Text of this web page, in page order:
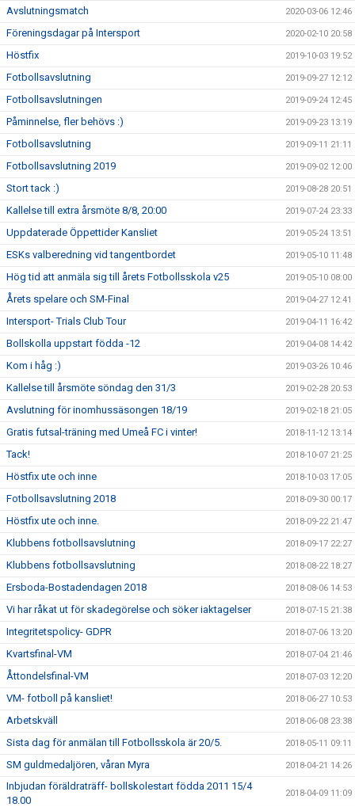
Avslutningsmatch 2020-03-06 12:46
Föreningsdagar på Intersport 2020-02-10 20:58
Höstfix 2019-10-03 19:52
Fotbollsavslutning 2019-09-27 12:12
Fotbollsavslutningen 2019-09-24 12:45
Påminnelse, fler behövs :) 2019-09-23 13:19
Fotbollsavslutning 2019-09-11 21:11
Fotbollsavslutning 2019 2019-09-02 12:00
Stort tack :) 2019-08-28 20:51
Kallelse till extra årsmöte 8/8, 20:00 2019-07-24 23:33
Uppdaterade Öppettider Kansliet 2019-05-24 13:51
ESKs valberedning vid tangentbordet 2019-05-10 11:48
Hög tid att anmäla sig till årets Fotbollsskola v25 2019-05-10 08:00
Årets spelare och SM-Final 2019-04-27 12:41
Intersport- Trials Club Tour 2019-04-11 16:42
Bollskolla uppstart födda -12 2019-04-08 14:42
Kom i håg :) 2019-03-26 10:46
Kallelse till årsmöte söndag den 31/3 2019-02-28 20:53
Avslutning för inomhussäsongen 18/19 2019-02-18 21:05
Gratis futsal-träning med Umeå FC i vinter! 2018-11-12 13:14
Tack! 2018-10-07 21:25
Höstfix ute och inne 2018-10-03 17:05
Fotbollsavslutning 2018 2018-09-30 00:17
Höstfix ute och inne. 2018-09-22 21:47
Klubbens fotbollsavslutning 2018-09-17 22:27
Klubbens fotbollsavslutning 2018-08-22 18:27
Ersboda-Bostadendagen 2018 2018-08-06 14:53
Vi har råkat ut för skadegörelse och söker iaktagelser 2018-07-15 21:38
Integritetspolicy- GDPR 2018-07-06 13:20
Kvartsfinal-VM 2018-07-04 21:46
Åttondelsfinal-VM 2018-07-03 12:20
VM- fotboll på kansliet! 2018-06-27 10:53
Arbetskväll 2018-06-08 23:38
Sista dag för anmälan till Fotbollsskola är 20/5. 2018-05-11 09:11
SM guldmedaljören, våran Myra 2018-04-21 14:26
Inbjudan föräldraträff- bollskolestart födda 2011 15/4
18.00
2018-04-09 11:09